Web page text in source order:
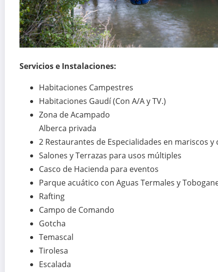
Servicios e Instalaciones:
Habitaciones Campestres
Habitaciones Gaudí (Con A/A y TV.)
Zona de Acampado
Alberca privada
2 Restaurantes de Especialidades en mariscos
Salones y Terrazas para usos múltiples
Casco de Hacienda para eventos
Parque acuático con Aguas Termales y
Rafting
Campo de Comando
Gotcha
Temascal
Tirolesa
Escalada